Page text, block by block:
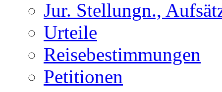
Jur. Stellungn.,
Urteile
Reisebestimmungen
Petitionen